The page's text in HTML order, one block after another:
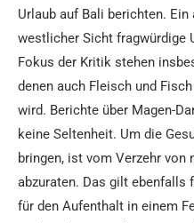
Urlaub auf Bali berichten.
westlicher Sicht fragwürdige
Fokus der Kritik stehen
denen auch Fleisch und
wird. Berichte über Magen-
keine Seltenheit. Um die
bringen, ist vom Verzehr von
abzuraten. Das gilt ebenfalls
für den Aufenthalt in einem